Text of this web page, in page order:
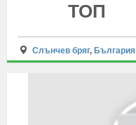
ТОП
Слънчев бряг, България